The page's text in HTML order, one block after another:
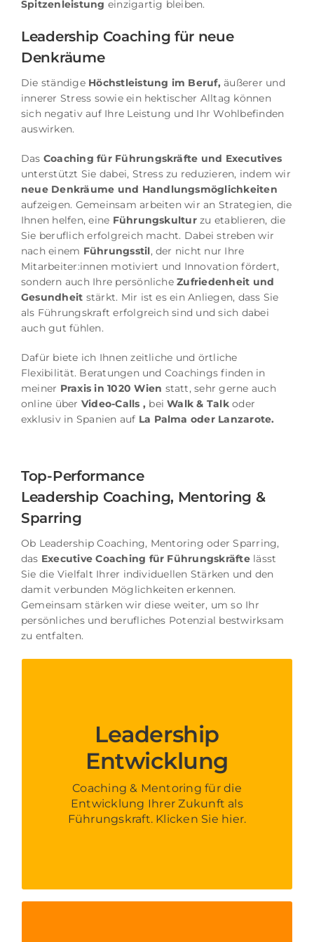
Spitzenleistung einzigartig bleiben.
Leadership Coaching für neue
Denkräume
Die ständige Höchstleistung im Beruf,äußerer und
innerer Stress sowie ein hektischer Alltag können
sich negativ auf Ihre Leistung und Ihr Wohlbefinden
auswirken.
Das Coaching für Führungskräfte und Executives
unterstützt Sie dabei, Stress zu reduzieren, indem wir
neue Denkräume und Handlungsmöglichkeiten
aufzeigen. Gemeinsam arbeiten wir an Strategien, die
Ihnen helfen, eine Führungskulturzu etablieren, die
Sie beruflich erfolgreich macht. Dabei streben wir
nach einem Führungsstil, der nicht nur Ihre
Mitarbeiter:innen motiviert und Innovation fördert,
sondern auch Ihre persönlicheZufriedenheit und
Gesundheit stärkt. Mir ist es ein Anliegen, dass Sie
als Führungskraft erfolgreich sind und sich dabei
auch gut fühlen.
Dafür biete ich Ihnen zeitliche und örtliche
Flexibilität. Beratungen und Coachings finden in
meiner Praxis in 1020 Wien statt, sehr gerne auch
online über Video-Calls , beiWalk & Talkoder
exklusiv in Spanien auf La Palma oder Lanzarote.
Top-Performance
Leadership Coaching, Mentoring &
Sparring
Ob Leadership Coaching, Mentoring oder Sparring,
das Executive Coaching für Führungskräftelässt
Sie die Vielfalt Ihrer individuellen Stärken und den
damit verbunden Möglichkeiten erkennen.
Gemeinsam stärken wir diese weiter, um so Ihr
persönliches und berufliches Potenzial bestwirksam
zu entfalten.
Leadership
Entwicklung
Coaching & Mentoring für die
Entwicklung Ihrer Zukunft als
Führungskraft. Klicken Sie hier.
Mit dem Fokus auf die
vielfältigen Herausforderungen
von Führung und Management
arbeiten wir gemeinsam an
Ihrer Rolle als Führungskraft.
Sowohl berufliche als auch
persönliche Anliegen können
im Coaching angesprochen